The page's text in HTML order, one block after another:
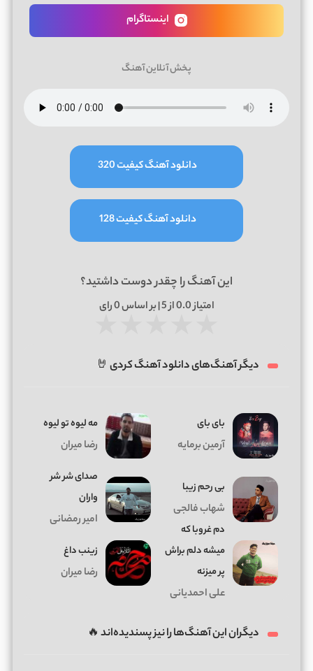
اینستاگرام
پخش آنلاین آهنگ
دانلود آهنگ کیفیت 320
دانلود آهنگ کیفیت 128
این آهنگ را چقدر دوست داشتید؟
امتیاز0.0از 5 | بر اساس 0رای
دیگر آهنگ‌های دانلود آهنگ کردی 🤘
بای بای
آرمین برمایه
مه لیوه تو لیوه
رضا میران
بی رحم زیبا
شهاب فالجی
صدای شر شر
واران
امیر رمضانی
دم غروبا که
میشه دلم براش
پر میزنه
علی احمدیانی
زینب داغ
رضا میران
دیگران این آهنگ‌ها را نیز پسندیده‌اند 🔥